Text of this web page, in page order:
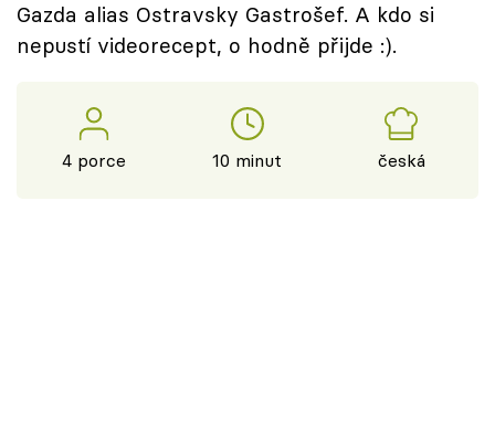
Gazda alias Ostravsky Gastrošef. A kdo si
nepustí videorecept, o hodně přijde :).
4 porce 10 minut česká